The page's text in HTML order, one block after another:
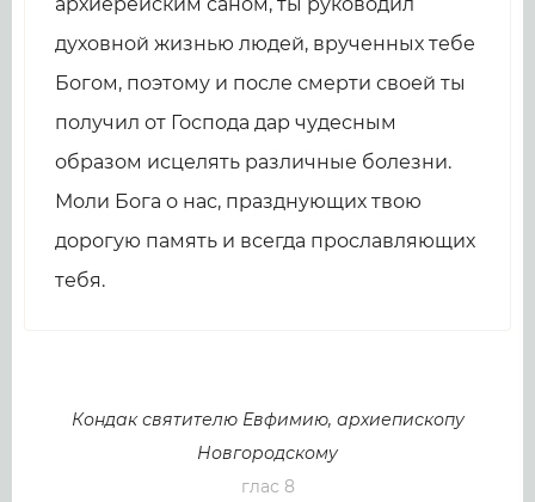
духовной жизнью людей, врученных тебе
Богом, поэтому и после смерти своей ты
получил от Господа дар чудесным
образом исцелять различные болезни.
Моли Бога о нас, празднующих твою
дорогую память и всегда прославляющих
тебя.
Кондак святителю Евфимию, архиепископу
Новгородскому
глас 8